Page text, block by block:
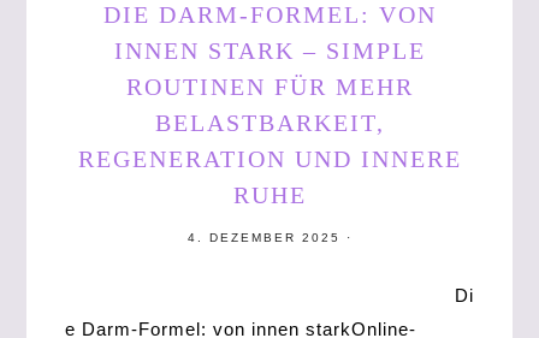
DIE DARM-FORMEL: VON
INNEN STARK – SIMPLE
ROUTINEN FÜR MEHR
BELASTBARKEIT,
REGENERATION UND INNERE
RUHE
4. DEZEMBER 2025 ·
Di
e Darm-Formel: von innen starkOnline-